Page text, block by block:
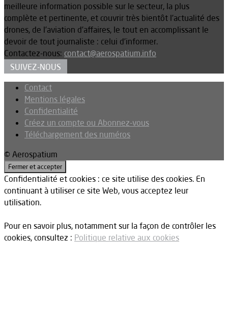
meilleure information possible sur le secteur, la plus
complète et pertinente, et couvrir très bientôt l’actualité des
drones, de l’aviation d’affaires, le tout en accomplissant le
devoir de tout journaliste : celui d’informer.
Contactez-nous: contact@aerospatium.info
SUIVEZ-NOUS
Contact
Mentions légales
Confidentialité
Créez un compte ou Abonnez-vous
Téléchargement des numéros
© Aerospatium
Confidentialité et cookies : ce site utilise des cookies. En
continuant à utiliser ce site Web, vous acceptez leur
utilisation.
Pour en savoir plus, notamment sur la façon de contrôler les
cookies, consultez : Politique relative aux cookies